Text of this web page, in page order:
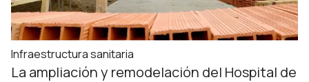
Infraestructura sanitaria
La ampliación y remodelación del Hospital de